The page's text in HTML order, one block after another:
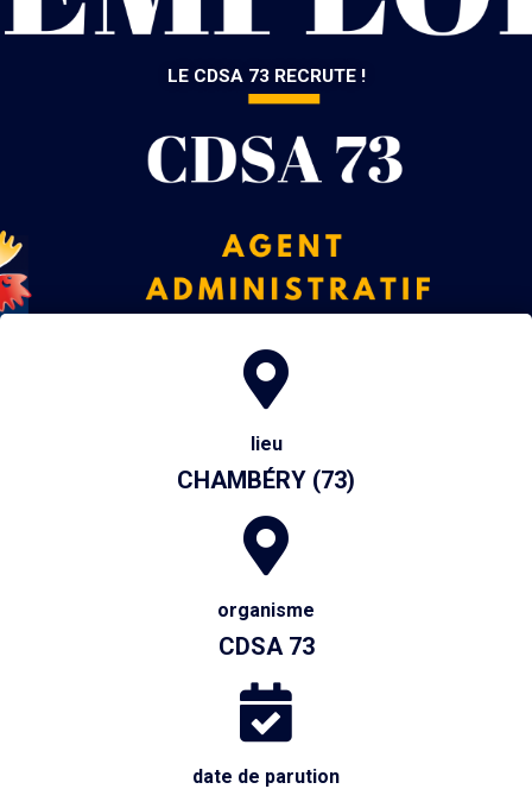
LE CDSA 73 RECRUTE !
lieu
CHAMBÉRY (73)
organisme
CDSA 73
date de parution